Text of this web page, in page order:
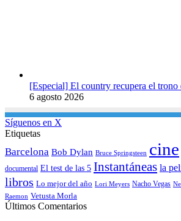
[Especial] El country recupera el trono
6 agosto 2026
Síguenos en X
Etiquetas
Barcelona Bob Dylan Bruce Springsteen cine
documental El test de las 5 Instantáneas la
libros Lo mejor del año Lori Meyers Nacho Vegas
Raemon Vetusta Morla
Últimos Comentarios